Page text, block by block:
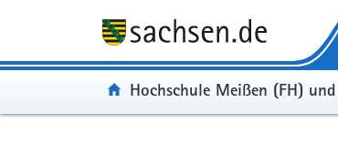
Portal:
Hochschule Meißen (FH)